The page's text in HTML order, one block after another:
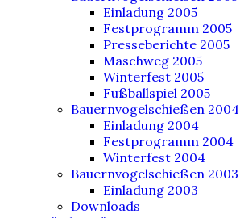
Einladung 2005
Festprogramm 2005
Presseberichte 2005
Maschweg 2005
Winterfest 2005
Fußballspiel 2005
Bauernvogelschießen 2004
Einladung 2004
Festprogramm 2004
Winterfest 2004
Bauernvogelschießen 2003
Einladung 2003
Downloads